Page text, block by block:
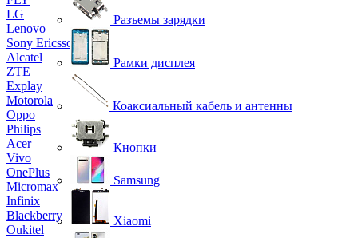
LG
Lenovo
Sony Ericsson
Alcatel
ZTE
Explay
Motorola
Oppo
Philips
Acer
Vivo
OnePlus
Micromax
Infinix
Blackberry
Oukitel
Разъемы зарядки
Рамки дисплея
Коаксиальный кабель и антенны
Кнопки
Samsung
Xiaomi